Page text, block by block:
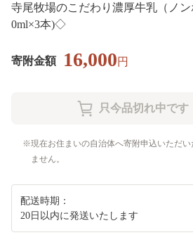
寺尾牧場のこだわり濃厚牛乳（ノ
0ml×3本)◇
寄附金額 16,000円
現在お住まいの自治体へ寄附申込いただ
ません。
配送時期：
20日以内に発送いたします